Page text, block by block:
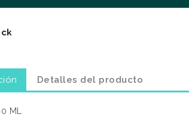
Detalles del producto
ML